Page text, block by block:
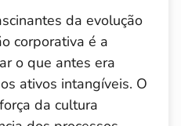
da evolução
corporativa é a
o que antes era
ativos intangíveis. O
da cultura